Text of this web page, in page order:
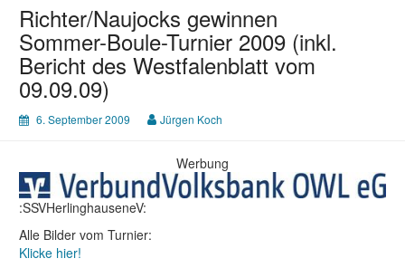
Richter/Naujocks gewinnen
Sommer-Boule-Turnier 2009 (inkl.
Bericht des Westfalenblatt vom
09.09.09)
6. September 2009 Jürgen Koch
Werbung
:SSVHerlinghauseneV:
Alle Bilder vom Turnier:
Klicke hier!